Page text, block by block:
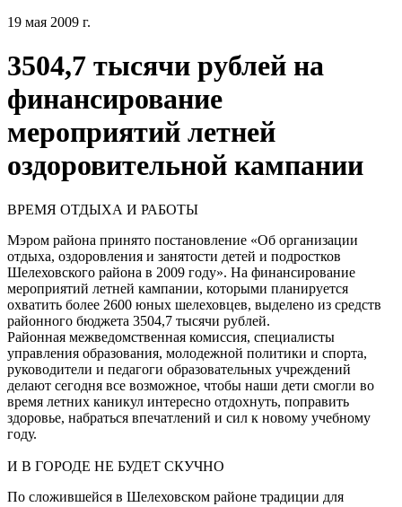
19 мая 2009 г.
3504,7 тысячи рублей на
финансирование
мероприятий летней
оздоровительной кампании
ВРЕМЯ ОТДЫХА И РАБОТЫ
Мэром района принято постановление «Об организации
отдыха, оздоровления и занятости детей и подростков
Шелеховского района в 2009 году». На финансирование
мероприятий летней кампании, которыми планируется
охватить более 2600 юных шелеховцев, выделено из средств
районного бюджета 3504,7 тысячи рублей.
Районная межведомственная комиссия, специалисты
управления образования, молодежной политики и спорта,
руководители и педагоги образовательных учреждений
делают сегодня все возможное, чтобы наши дети смогли во
время летних каникул интересно отдохнуть, поправить
здоровье, набраться впечатлений и сил к новому учебному
году.
И В ГОРОДЕ НЕ БУДЕТ СКУЧНО
По сложившейся в Шелеховском районе традиции для